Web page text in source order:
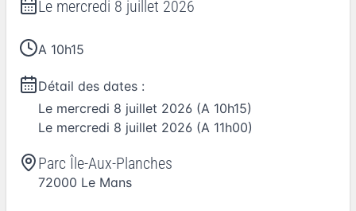
Le mercredi 8 juillet 2026
A 10h15
Détail des dates :
Le mercredi 8 juillet 2026 (A 10h15)
Le mercredi 8 juillet 2026 (A 11h00)
Parc Île-Aux-Planches
72000 Le Mans